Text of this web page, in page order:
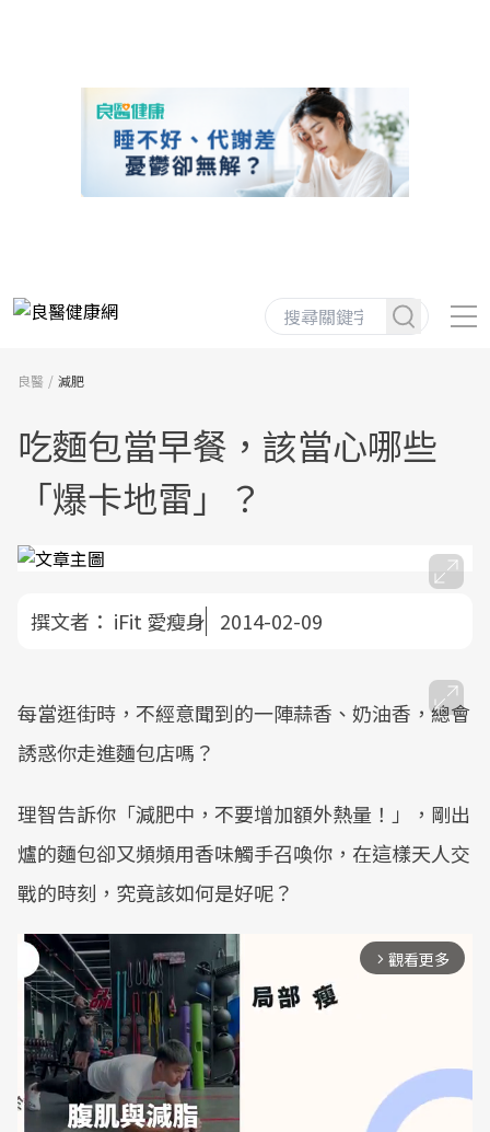
良醫 減肥
吃麵包當早餐，該當心哪些
「爆卡地雷」？
撰文者： iFit 愛瘦身 2014-02-09
每當逛街時，不經意聞到的一陣蒜香、奶油香，總會
誘惑你走進麵包店嗎？
理智告訴你「減肥中，不要增加額外熱量！」，剛出
爐的麵包卻又頻頻用香味觸手召喚你，在這樣天人交
戰的時刻，究竟該如何是好呢？
arrow_forward_ios 觀看更多